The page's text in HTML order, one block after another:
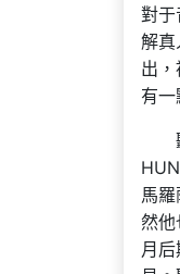
對于
解真
出
有
馬
然
月